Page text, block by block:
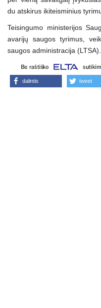
du atskirus ikiteisminius
Teisingumo ministerijos
avarijų saugos tyrimus,
saugos administracija (LTSA).
dalintis tweet